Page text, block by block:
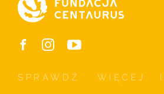
SPRAWDŹ WIĘCEJ